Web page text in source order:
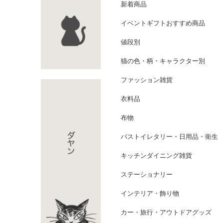
新着商品
イベントギフトおすすめ商品
値段別
猫の色・柄・キャラクター別
ファッション雑貨
衣料品
布物
バストイレタリー・日用品・衛生
キッチンダイニング雑貨
ステーショナリー
インテリア・飾り物
カー・旅行・アウトドアグッズ